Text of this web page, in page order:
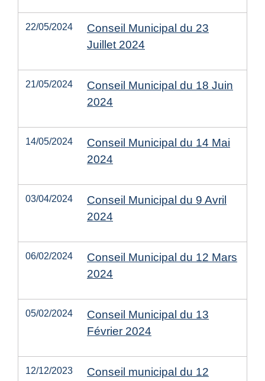
22/05/2024
Conseil Municipal du 23
Juillet 2024
21/05/2024
Conseil Municipal du 18 Juin
2024
14/05/2024
Conseil Municipal du 14 Mai
2024
03/04/2024
Conseil Municipal du 9 Avril
2024
06/02/2024
Conseil Municipal du 12 Mars
2024
05/02/2024
Conseil Municipal du 13
Février 2024
12/12/2023
Conseil municipal du 12